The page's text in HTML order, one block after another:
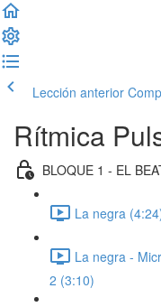
Lección anterior
Rítmica
BLOQUE 1 - EL
La negra
La negra -
2 (3:10)